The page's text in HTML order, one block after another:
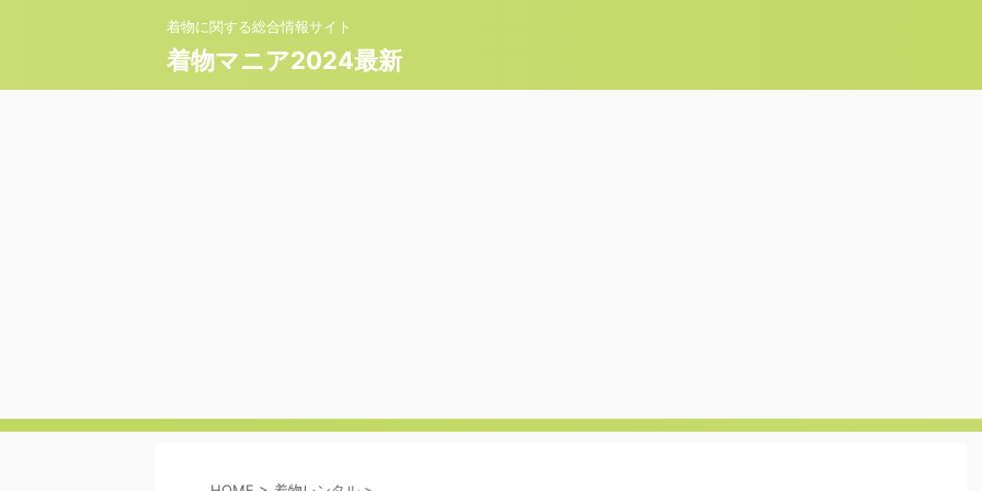
着物に関する総合情報サイト
着物マニア2024最新